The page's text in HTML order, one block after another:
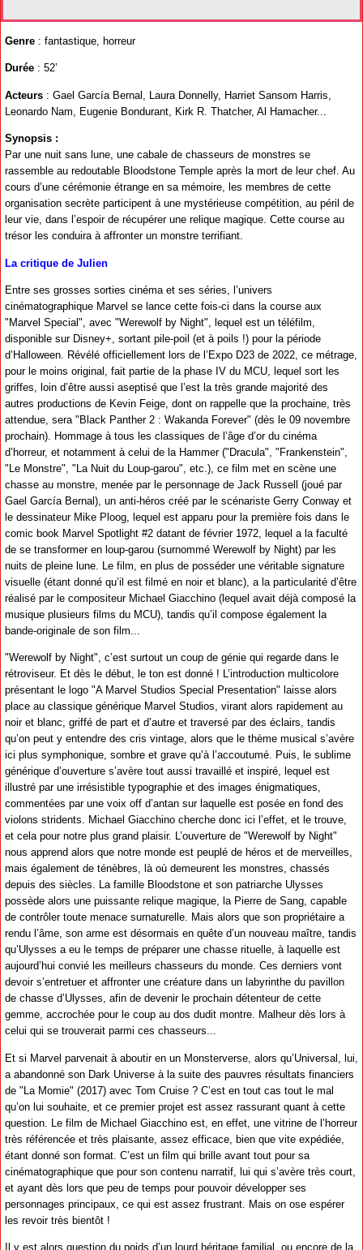
Genre : fantastique, horreur
Durée : 52’
Acteurs : Gael García Bernal, Laura Donnelly, Harriet Sansom Harris,
Leonardo Nam, Eugenie Bondurant, Kirk R. Thatcher, Al Hamacher...
Synopsis :
Par une nuit sans lune, une cabale de chasseurs de monstres se
rassemble au redoutable Bloodstone Temple après la mort de leur chef. Au
cours d’une cérémonie étrange en sa mémoire, les membres de cette
organisation secrète participent à une mystérieuse compétition, au péril de
leur vie, dans l’espoir de récupérer une relique magique. Cette course au
trésor les conduira à affronter un monstre terrifiant.
La critique de Julien
Entre ses grosses sorties cinéma et ses séries, l’univers
cinématographique Marvel se lance cette fois-ci dans la course aux
"Marvel Special", avec "Werewolf by Night", lequel est un téléfilm,
disponible sur Disney+, sortant pile-poil (et à poils !) pour la période
d’Halloween. Révélé officiellement lors de l’Expo D23 de 2022, ce métrage,
pour le moins original, fait partie de la phase IV du MCU, lequel sort les
griffes, loin d’être aussi aseptisé que l’est la très grande majorité des
autres productions de Kevin Feige, dont on rappelle que la prochaine, très
attendue, sera "Black Panther 2 : Wakanda Forever" (dès le 09 novembre
prochain). Hommage à tous les classiques de l’âge d’or du cinéma
d’horreur, et notamment à celui de la Hammer ("Dracula", "Frankenstein",
"Le Monstre", "La Nuit du Loup-garou", etc.), ce film met en scène une
chasse au monstre, menée par le personnage de Jack Russell (joué par
Gael García Bernal), un anti-héros créé par le scénariste Gerry Conway et
le dessinateur Mike Ploog, lequel est apparu pour la première fois dans le
comic book Marvel Spotlight #2 datant de février 1972, lequel a la faculté
de se transformer en loup-garou (surnommé Werewolf by Night) par les
nuits de pleine lune. Le film, en plus de posséder une véritable signature
visuelle (étant donné qu’il est filmé en noir et blanc), a la particularité d’être
réalisé par le compositeur Michael Giacchino (lequel avait déjà composé la
musique plusieurs films du MCU), tandis qu’il compose également la
bande-originale de son film...
"Werewolf by Night", c’est surtout un coup de génie qui regarde dans le
rétroviseur. Et dès le début, le ton est donné ! L’introduction multicolore
présentant le logo "A Marvel Studios Special Presentation" laisse alors
place au classique générique Marvel Studios, virant alors rapidement au
noir et blanc, griffé de part et d’autre et traversé par des éclairs, tandis
qu’on peut y entendre des cris vintage, alors que le thème musical s’avère
ici plus symphonique, sombre et grave qu’à l’accoutumé. Puis, le sublime
générique d’ouverture s’avère tout aussi travaillé et inspiré, lequel est
illustré par une irrésistible typographie et des images énigmatiques,
commentées par une voix off d’antan sur laquelle est posée en fond des
violons stridents. Michael Giacchino cherche donc ici l’effet, et le trouve,
et cela pour notre plus grand plaisir. L’ouverture de "Werewolf by Night"
nous apprend alors que notre monde est peuplé de héros et de merveilles,
mais également de ténèbres, là où demeurent les monstres, chassés
depuis des siècles. La famille Bloodstone et son patriarche Ulysses
possède alors une puissante relique magique, la Pierre de Sang, capable
de contrôler toute menace surnaturelle. Mais alors que son propriétaire a
rendu l’âme, son arme est désormais en quête d’un nouveau maître, tandis
qu’Ulysses a eu le temps de préparer une chasse rituelle, à laquelle est
aujourd’hui convié les meilleurs chasseurs du monde. Ces derniers vont
devoir s’entretuer et affronter une créature dans un labyrinthe du pavillon
de chasse d’Ulysses, afin de devenir le prochain détenteur de cette
gemme, accrochée pour le coup au dos dudit montre. Malheur dès lors à
celui qui se trouverait parmi ces chasseurs...
Et si Marvel parvenait à aboutir en un Monsterverse, alors qu’Universal, lui,
a abandonné son Dark Universe à la suite des pauvres résultats financiers
de "La Momie" (2017) avec Tom Cruise ? C’est en tout cas tout le mal
qu’on lui souhaite, et ce premier projet est assez rassurant quant à cette
question. Le film de Michael Giacchino est, en effet, une vitrine de l’horreur
très référencée et très plaisante, assez efficace, bien que vite expédiée,
étant donné son format. C’est un film qui brille avant tout pour sa
cinématographique que pour son contenu narratif, lui qui s’avère très court,
et ayant dès lors que peu de temps pour pouvoir développer ses
personnages principaux, ce qui est assez frustrant. Mais on ose espérer
les revoir très bientôt !
Il y est alors question du poids d’un lourd héritage familial, ou encore de la